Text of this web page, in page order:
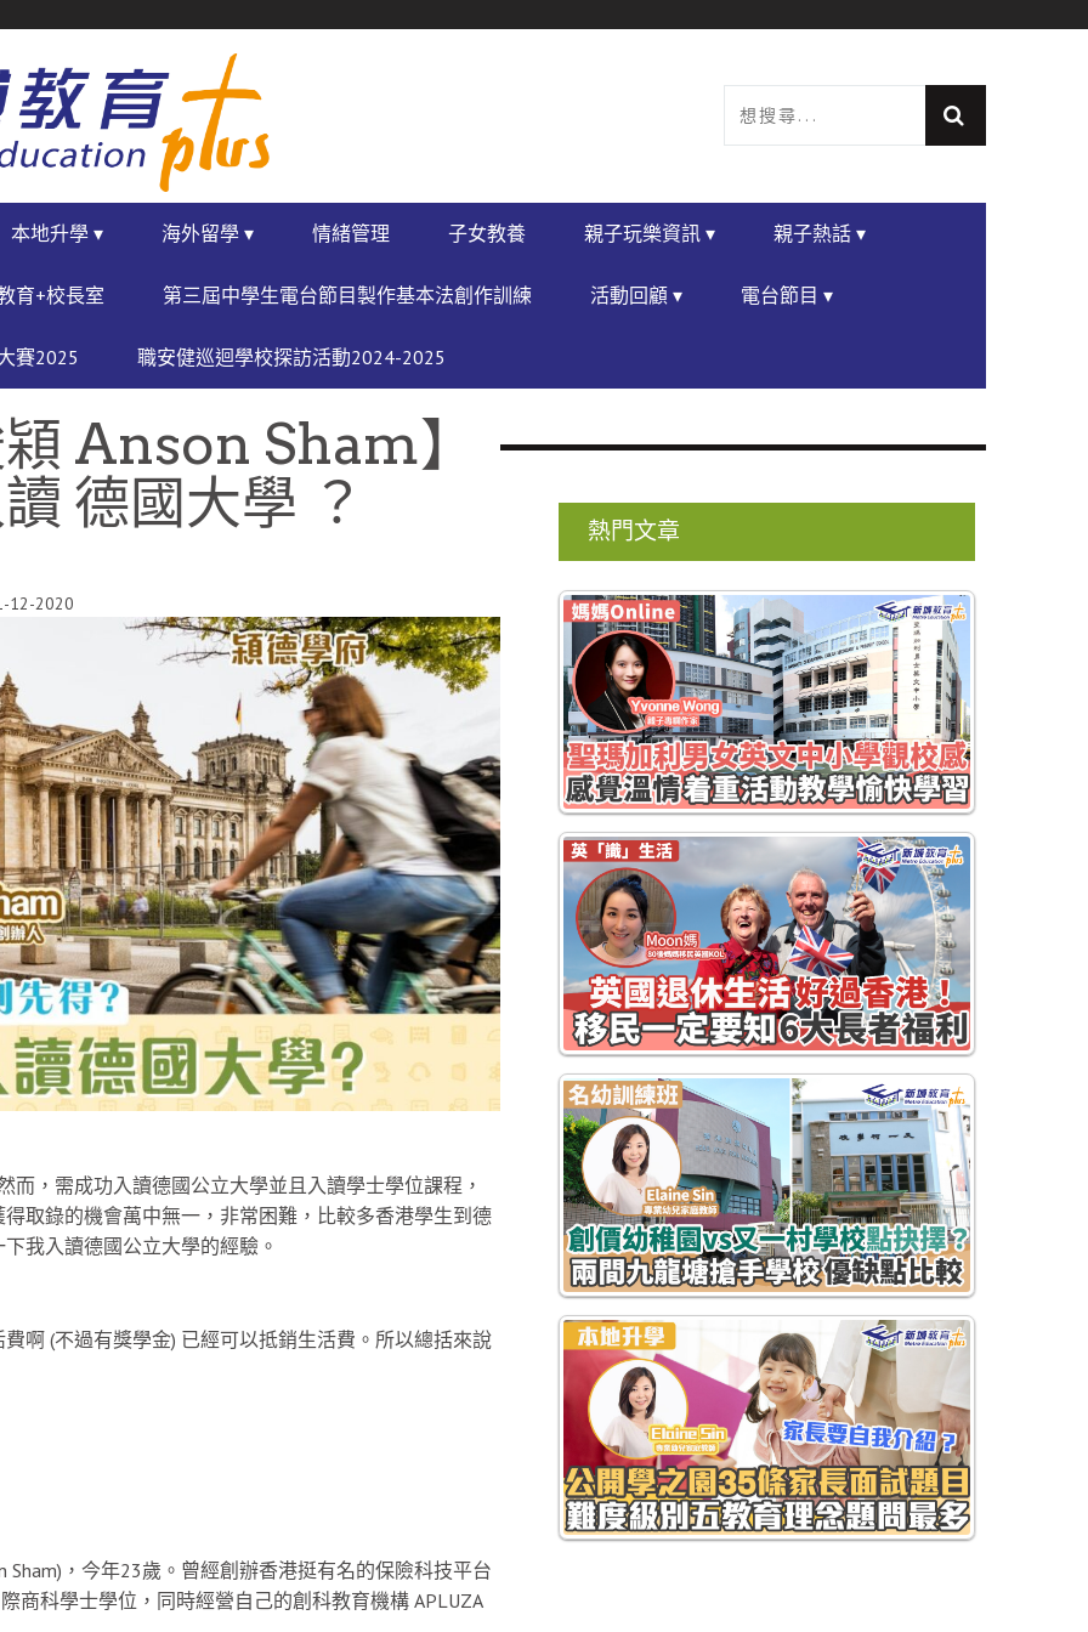
本地升學 ▾ 海外留學 ▾ 情緒管理 子女教養 親子玩樂資訊 ▾ 親子熱話 ▾
育+校長室 第三屆中學生電台節目製作基本法創作訓練 活動回顧 ▾ 電台節目 ▾
賽2025 職安健巡迴學校探訪活動2024-2025
Anson Sham】
德國大學 ？
12-2020
，需成功入讀德國公立大學並且入讀學士學位課程，
取錄的機會萬中無一，非常困難，比較多香港學生到德
我入讀德國公立大學的經驗。
啊 (不過有獎學金) 已經可以抵銷生活費。所以總括來說
，今年23歲。曾經創辦香港挺有名的保險科技平台
商科學士學位，同時經營自己的創科教育機構 APLUZA
熱門文章